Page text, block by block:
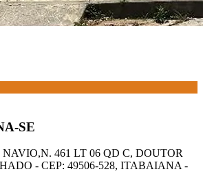
SE
461 LT 06 QD C, DOUTOR
- CEP: 49506-528, ITABAIANA -